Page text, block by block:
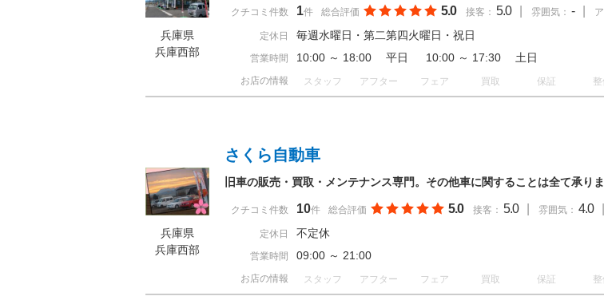
兵庫県
兵庫西部
クチコミ件数 1件 総合評価 5.0 接客： 5.0 雰囲気： -
定休日 毎週水曜日・第二第四火曜日・祝日
営業時間 10:00 ～ 18:00 平日 10:00 ～ 17:30 土日
お店の情報 スタッフ アフター フェア 買取 保証
兵庫県
兵庫西部
さくら自動車
旧車の販売・買取・メンテナンス専門。その他車に関することは全て承りま
クチコミ件数 10件 総合評価 5.0 接客： 5.0 雰囲気： 4.0
定休日 不定休
営業時間 09:00 ～ 21:00
お店の情報 スタッフ アフター フェア 買取 保証